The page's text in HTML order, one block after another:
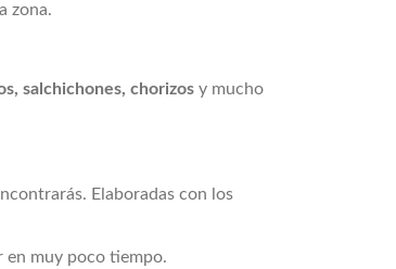
zona.
salchichones, chorizos y mucho
Elaboradas con los
en muy poco tiempo.